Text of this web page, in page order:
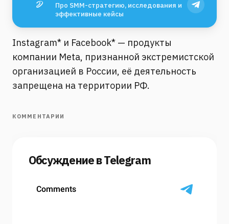
Про SMM-стратегию, исследования и
эффективные кейсы
Instagram* и Facebook* — продукты
компании Meta, признанной экстремистской
организацией в России, её деятельность
запрещена на территории РФ.
КОММЕНТАРИИ
Обсуждение в Telegram